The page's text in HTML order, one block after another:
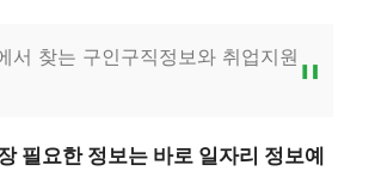
서 찾는 구인구직정보와 취업지원
필요한 정보는 바로 일자리 정보예